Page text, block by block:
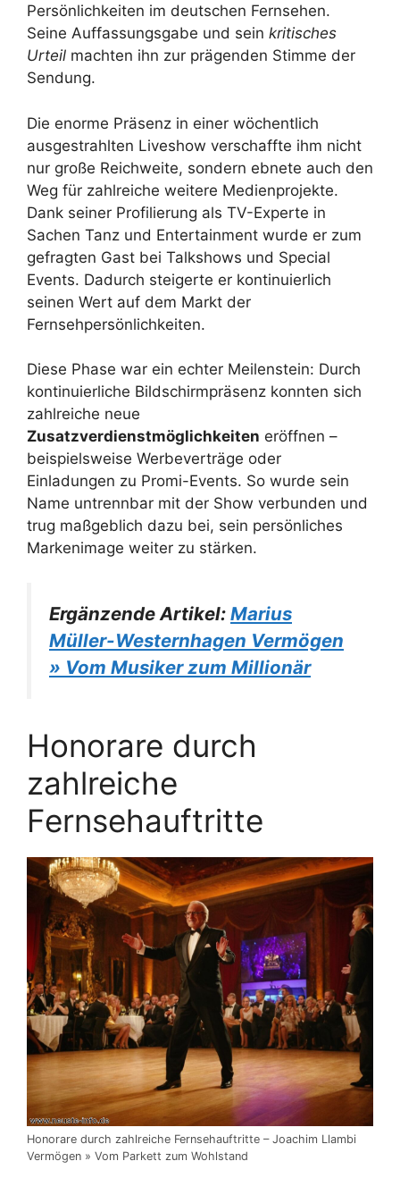
Persönlichkeiten im deutschen Fernsehen.
Seine Auffassungsgabe und sein kritisches
Urteil machten ihn zur prägenden Stimme der
Sendung.
Die enorme Präsenz in einer wöchentlich
ausgestrahlten Liveshow verschaffte ihm nicht
nur große Reichweite, sondern ebnete auch den
Weg für zahlreiche weitere Medienprojekte.
Dank seiner Profilierung als TV-Experte in
Sachen Tanz und Entertainment wurde er zum
gefragten Gast bei Talkshows und Special
Events. Dadurch steigerte er kontinuierlich
seinen Wert auf dem Markt der
Fernsehpersönlichkeiten.
Diese Phase war ein echter Meilenstein: Durch
kontinuierliche Bildschirmpräsenz konnten sich
zahlreiche neue
Zusatzverdienstmöglichkeiten eröffnen –
beispielsweise Werbeverträge oder
Einladungen zu Promi-Events. So wurde sein
Name untrennbar mit der Show verbunden und
trug maßgeblich dazu bei, sein persönliches
Markenimage weiter zu stärken.
Ergänzende Artikel: Marius
Müller-Westernhagen Vermögen
» Vom Musiker zum Millionär
Honorare durch
zahlreiche
Fernsehauftritte
Honorare durch zahlreiche Fernsehauftritte – Joachim Llambi
Vermögen » Vom Parkett zum Wohlstand